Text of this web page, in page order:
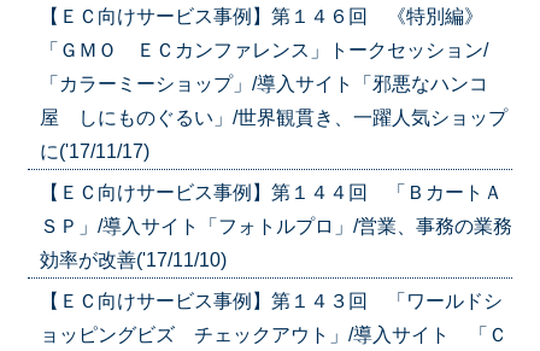
【ＥＣ向けサービス事例】第１４６回 《特別編》
「ＧＭＯ ＥＣカンファレンス」トークセッション/
「カラーミーショップ」/導入サイト「邪悪なハンコ
屋 しにものぐるい」/世界観貫き、一躍人気ショップ
に('17/11/17)
【ＥＣ向けサービス事例】第１４４回 「ＢカートＡ
ＳＰ」/導入サイト「フォトルプロ」/営業、事務の業務
効率が改善('17/11/10)
【ＥＣ向けサービス事例】第１４３回 「ワールドシ
ョッピングビズ チェックアウト」/導入サイト 「Ｃ